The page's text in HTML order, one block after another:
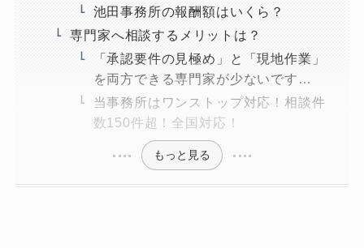
池田事務所の報酬額はいくら？
専門家へ相談するメリットは？
「承認要件の見極め」と「現地作業」
を両方できる専門家が少ないです…
当事務所はワンストップ対応！相談件
数150件超！全国対応！
もっと見る